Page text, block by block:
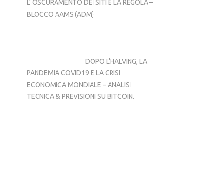
L’ OSCURAMENTO DEI SITI E LA REGOLA –
BLOCCO AAMS (ADM)
DOPO L’HALVING, LA
PANDEMIA COVID19 E LA CRISI
ECONOMICA MONDIALE – ANALISI
TECNICA & PREVISIONI SU BITCOIN.